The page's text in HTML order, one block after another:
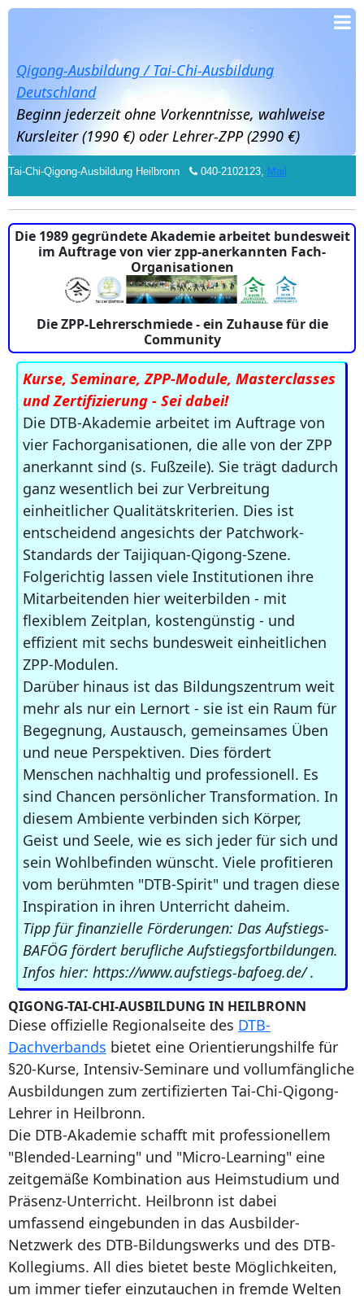
Qigong-Ausbildung / Tai-Chi-Ausbildung
Deutschland
Beginn jederzeit ohne Vorkenntnisse, wahlweise
Kursleiter (1990 €) oder Lehrer-ZPP (2990 €)
Tai-Chi-Qigong-Ausbildung Heilbronn 040-2102123, Mail
Die 1989 gegründete Akademie arbeitet bundesweit
im Auftrage von vier zpp-anerkannten Fach-
Organisationen
Die ZPP-Lehrerschmiede - ein Zuhause für die
Community
Kurse, Seminare, ZPP-Module, Masterclasses
und Zertifizierung - Sei dabei!
Die DTB-Akademie arbeitet im Auftrage von
vier Fachorganisationen, die alle von der ZPP
anerkannt sind (s. Fußzeile). Sie trägt dadurch
ganz wesentlich bei zur Verbreitung
einheitlicher Qualitätskriterien. Dies ist
entscheidend angesichts der Patchwork-
Standards der Taijiquan-Qigong-Szene.
Folgerichtig lassen viele Institutionen ihre
Mitarbeitenden hier weiterbilden - mit
flexiblem Zeitplan, kostengünstig - und
effizient mit sechs bundesweit einheitlichen
ZPP-Modulen.
Darüber hinaus ist das Bildungszentrum weit
mehr als nur ein Lernort - sie ist ein Raum für
Begegnung, Austausch, gemeinsames Üben
und neue Perspektiven. Dies fördert
Menschen nachhaltig und professionell. Es
sind Chancen persönlicher Transformation. In
diesem Ambiente verbinden sich Körper,
Geist und Seele, wie es sich jeder für sich und
sein Wohlbefinden wünscht. Viele profitieren
vom berühmten "DTB-Spirit" und tragen diese
Inspiration in ihren Unterricht daheim.
Tipp für finanzielle Förderungen: Das Aufstiegs-
BAFÖG fördert berufliche Aufstiegsfortbildungen.
Infos hier: https://www.aufstiegs-bafoeg.de/ .
QIGONG-TAI-CHI-AUSBILDUNG IN HEILBRONN
Diese offizielle Regionalseite des DTB-
Dachverbands bietet eine Orientierungshilfe für
§20-Kurse, Intensiv-Seminare und vollumfängliche
Ausbildungen zum zertifizierten Tai-Chi-Qigong-
Lehrer in Heilbronn.
Die DTB-Akademie schafft mit professionellem
"Blended-Learning" und "Micro-Learning" eine
zeitgemäße Kombination aus Heimstudium und
Präsenz-Unterricht. Heilbronn ist dabei
umfassend eingebunden in das Ausbilder-
Netzwerk des DTB-Bildungswerks und des DTB-
Kollegiums. All dies bietet beste Möglichkeiten,
um immer tiefer einzutauchen in fremde Welten